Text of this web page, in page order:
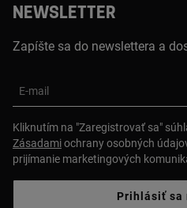
NEWSLETTER
Zapíšte sa do newslettera a
E-mail
Kliknutím na "Zaregistrovať sa"
Zásadamiochrany osobných
prijímanie marketingových
Prihlásiť sa